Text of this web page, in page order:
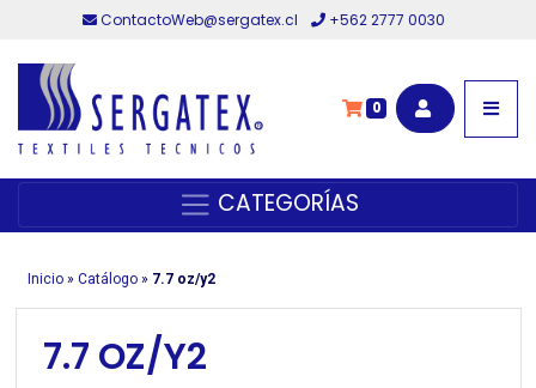
ContactoWeb@sergatex.cl +562 2777 0030
0
CATEGORÍAS
Inicio» Catálogo» 7.7 oz/y2
7.7 OZ/Y2